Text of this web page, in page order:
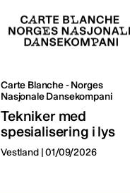
Carte Blanche - Norges
Nasjonale Dansekompani
Tekniker med
spesialisering i lys
Vestland | 01/09/2026